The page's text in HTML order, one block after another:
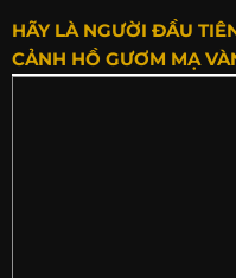
HÃY LÀ NGƯỜI ĐẦU
CẢNH HỒ GƯƠM MẠ